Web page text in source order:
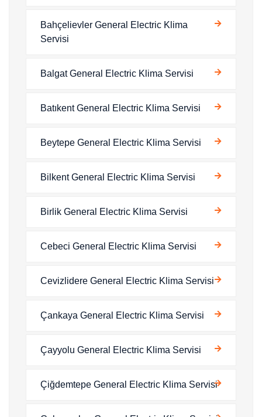
Bahçelievler General Electric Klima
Servisi
Balgat General Electric Klima Servisi
Batıkent General Electric Klima Servisi
Beytepe General Electric Klima Servisi
Bilkent General Electric Klima Servisi
Birlik General Electric Klima Servisi
Cebeci General Electric Klima Servisi
Cevizlidere General Electric Klima Servisi
Çankaya General Electric Klima Servisi
Çayyolu General Electric Klima Servisi
Çiğdemtepe General Electric Klima Servisi